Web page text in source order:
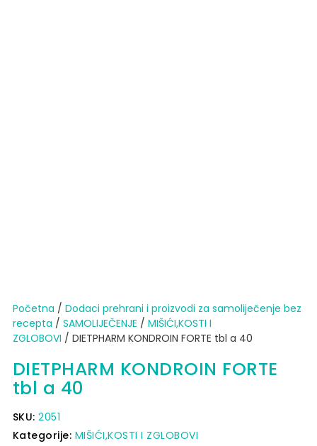
Početna / Dodaci prehrani i proizvodi za samoliječenje bez
recepta / SAMOLIJEČENJE / MIŠIĆI,KOSTI I
ZGLOBOVI / DIETPHARM KONDROIN FORTE tbl a 40
DIETPHARM KONDROIN FORTE
tbl a 40
SKU:2051
Kategorije: MIŠIĆI,KOSTI I ZGLOBOVI